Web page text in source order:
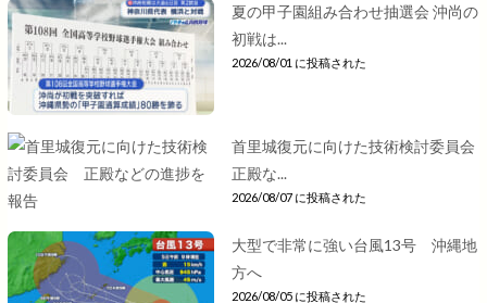
夏の甲子園組み合わせ抽選会 沖尚の
初戦は...
2026/08/01 に投稿された
首里城復元に向けた技術検討委員会
正殿な...
2026/08/07 に投稿された
大型で非常に強い台風13号 沖縄地
方へ
2026/08/05 に投稿された